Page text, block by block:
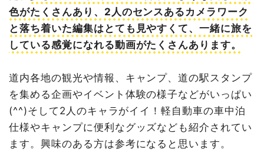
色がたくさんあり、2人のセンスあるカメラワーク
と落ち着いた編集はとても見やすくて、一緒に旅を
している感覚になれる動画がたくさんあります。
道内各地の観光や情報、キャンプ、道の駅スタンプ
を集める企画やイベント体験の様子などがいっぱい
(^^)そして2人のキャラがイイ！軽自動車の車中泊
仕様やキャンプに便利なグッズなども紹介されてい
ます。興味のある方は参考になると思います。